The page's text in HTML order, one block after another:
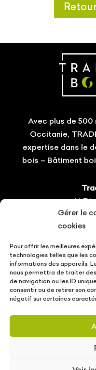
Gérer le
cookies
Pour offrir les meilleures
technologies telles que les
informations des appareils.
nous permettra de traiter
de navigation ou les ID
consentir ou de retirer son
négatif sur certaines
Avec plus de
Occitanie,
expertise dans le
bois – Bâtiment
14
31470
Tel :
Tradition Bois ©